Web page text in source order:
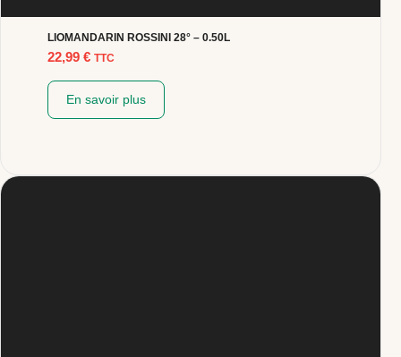
LIOMANDARIN ROSSINI 28° – 0.50L
22,99 € TTC
En savoir plus